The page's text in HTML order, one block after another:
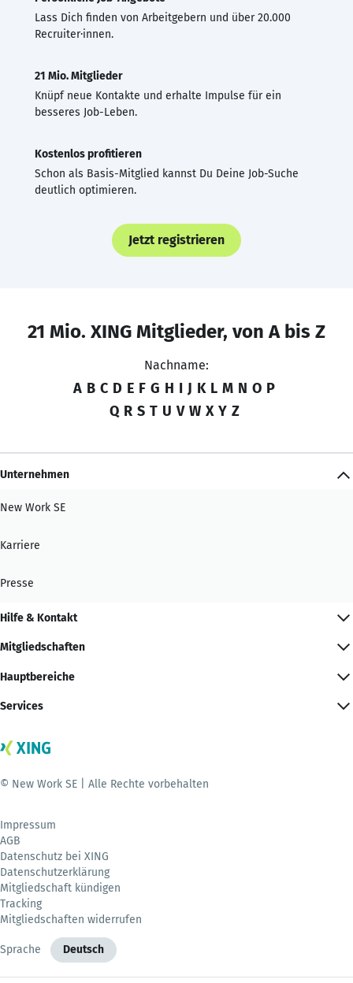
Lass Dich finden von Arbeitgebern und über 20.000
Recruiter·innen.
21 Mio. Mitglieder
Knüpf neue Kontakte und erhalte Impulse für ein
besseres Job-Leben.
Kostenlos profitieren
Schon als Basis-Mitglied kannst Du Deine Job-Suche
deutlich optimieren.
Jetzt registrieren
21 Mio. XING Mitglieder, von A bis Z
Nachname:
A B C D E F G H I J K L M N O P
Q R S T U V W X Y Z
Unternehmen
New Work SE
Karriere
Presse
Hilfe & Kontakt
Mitgliedschaften
Hauptbereiche
Services
© New Work SE | Alle Rechte vorbehalten
Impressum
AGB
Datenschutz bei XING
Datenschutzerklärung
Mitgliedschaft kündigen
Tracking
Mitgliedschaften widerrufen
Sprache Deutsch